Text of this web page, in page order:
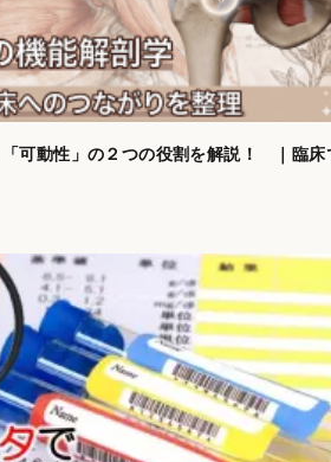
「可動性」の２つの役割を解説！ ｜臨床